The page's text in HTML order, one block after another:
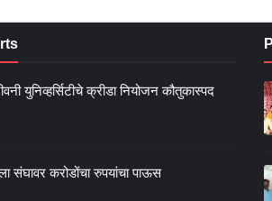
युनिव्हर्सिटीचे क्रीडा नियोजन कौतुकास्पद
संघावर करोडोंचा रुपयांचा पाऊस